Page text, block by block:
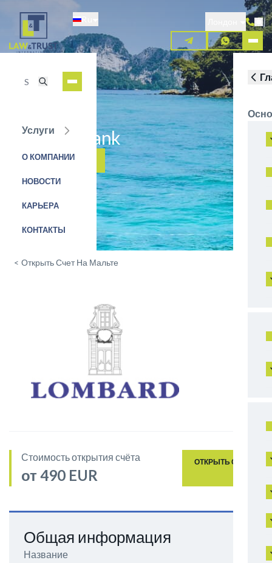
основному
содержанию
Услуги
О КОМПАНИИ
НОВОСТИ
КАРЬЕРА
КОНТАКТЫ
Lombard Bank
ЗАЯВКА НА УСЛУГУ
< Открыть Счет На Мальте
Стоимость открытия счёта
от 490 EUR
ОТКРЫТЬ СЧЁТ
Общая информация
Название